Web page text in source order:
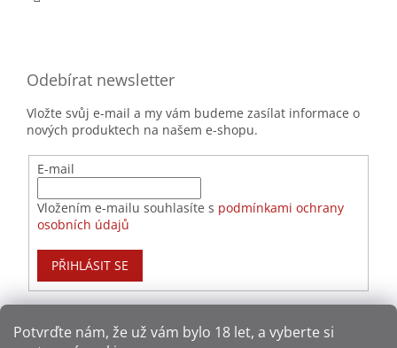
Potvrďte nám​​, že už vám bylo 18 let, a vyberte si
Odebírat newsletter
Vložte svůj e-mail a my vám budeme zasílat informace o
nových produktech na našem e-shopu.
E-mail
Vložením e-mailu souhlasíte s podmínkami ochrany
osobních údajů
PŘIHLÁSIT SE